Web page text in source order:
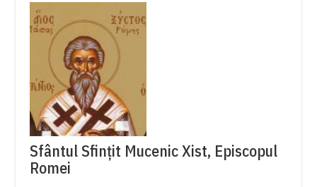
Sfântul Sfințit Mucenic Xist, Episcopul
Romei